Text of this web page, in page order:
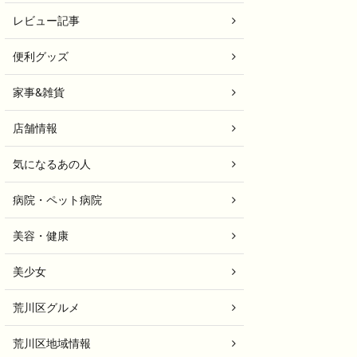
レビュー記事
便利グッズ
家事&雑貨
店舗情報
気になるあの人
病院・ペット病院
美容・健康
美少女
荒川区グルメ
荒川区地域情報